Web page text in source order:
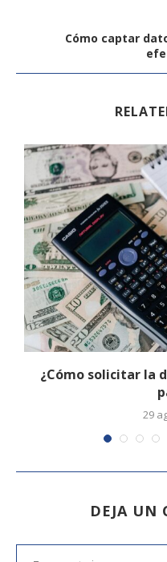
Cómo captar
¿Cómo solicitar la
29
DEJA UN